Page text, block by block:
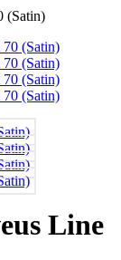
(Satin)
Line